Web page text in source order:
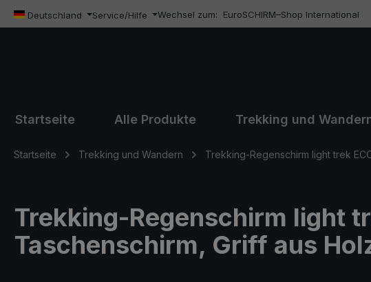
Hauptinhalt springen
Zur Suche springen
Zur Hauptnavigation springen
Deutschland Service/Hilfe Wechsel zum: EuroSCHIRM–Shop International
Startseite Alle Produkte Trekking und
Startseite Trekking und Wandern Trekking-Regenschirm light trek
Trekking-Regenschirm light
Taschenschirm, Griff aus